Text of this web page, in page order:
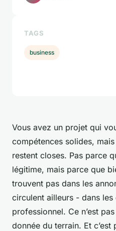
Vous avez un projet qui
compétences solides,
restent closes. Pas parce
légitime, mais parce que
trouvent pas dans les
circulent ailleurs - dans
professionnel. Ce n’est
donnée du terrain. Et
TAGS
business